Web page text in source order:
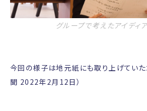
グループで考えたアイディ
今回の様子は地元紙にも取り上げていた
聞 2022年2月12日）